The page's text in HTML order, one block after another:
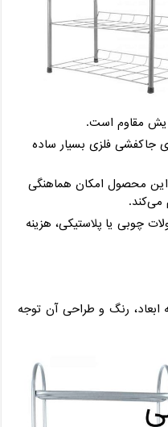
مقاوم است.
جاکفشی فلزی بسیار ساده
محصول امکان هماهنگی
می‌کند.
چوبی یا پلاستیکی، هزینه
ابعاد، رنگ و طراحی آن توجه